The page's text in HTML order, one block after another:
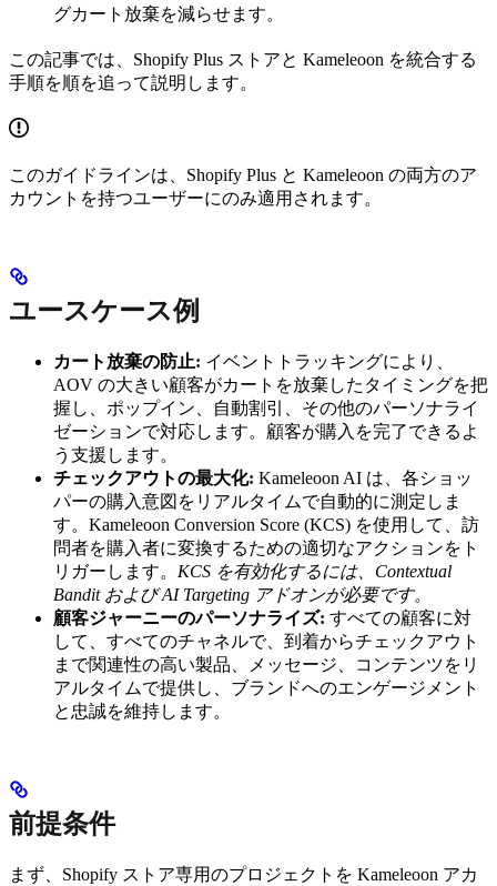
グカート放棄を減らせます。
この記事では、Shopify Plus ストアと Kameleoon を統合する
手順を順を追って説明します。
このガイドラインは、Shopify Plus と Kameleoon の両方のア
カウントを持つユーザーにのみ適用されます。
ユースケース例
カート放棄の防止: イベントトラッキングにより、
AOV の大きい顧客がカートを放棄したタイミングを把
握し、ポップイン、自動割引、その他のパーソナライ
ゼーションで対応します。顧客が購入を完了できるよ
う支援します。
チェックアウトの最大化: Kameleoon AI は、各ショッ
パーの購入意図をリアルタイムで自動的に測定しま
す。Kameleoon Conversion Score (KCS) を使用して、訪
問者を購入者に変換するための適切なアクションをト
リガーします。 KCS を有効化するには、Contextual
Bandit および AI Targeting アドオンが必要です。
顧客ジャーニーのパーソナライズ: すべての顧客に対
して、すべてのチャネルで、到着からチェックアウト
まで関連性の高い製品、メッセージ、コンテンツをリ
アルタイムで提供し、ブランドへのエンゲージメント
と忠誠を維持します。
前提条件
まず、Shopify ストア専用のプロジェクトを Kameleoon アカ